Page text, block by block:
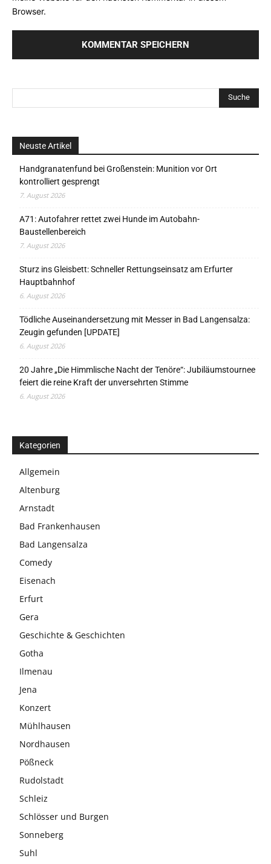
Browser.
Neuste Artikel
Handgranatenfund bei Großenstein: Munition vor Ort
kontrolliert gesprengt
7. August 2026
A71: Autofahrer rettet zwei Hunde im Autobahn-
Baustellenbereich
7. August 2026
Sturz ins Gleisbett: Schneller Rettungseinsatz am Erfurter
Hauptbahnhof
6. August 2026
Tödliche Auseinandersetzung mit Messer in Bad Langensalza:
Zeugin gefunden [UPDATE]
6. August 2026
20 Jahre „Die Himmlische Nacht der Tenöre“: Jubiläumstournee
feiert die reine Kraft der unversehrten Stimme
6. August 2026
Kategorien
Allgemein
Altenburg
Arnstadt
Bad Frankenhausen
Bad Langensalza
Comedy
Eisenach
Erfurt
Gera
Geschichte & Geschichten
Gotha
Ilmenau
Jena
Konzert
Mühlhausen
Nordhausen
Pößneck
Rudolstadt
Schleiz
Schlösser und Burgen
Sonneberg
Suhl